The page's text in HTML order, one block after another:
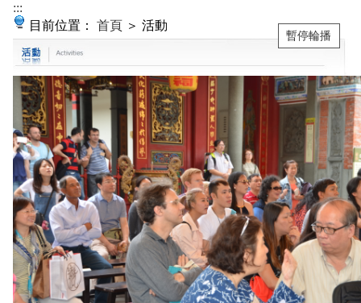
:::
目前位置： 首頁 ＞ 活動
暫停輪播